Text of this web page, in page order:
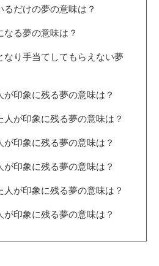
るだけの夢の意味は？
なる夢の意味は？
なり手当てしてもらえない夢
が印象に残る夢の意味は？
人が印象に残る夢の意味は？
が印象に残る夢の意味は？
が印象に残る夢の意味は？
人が印象に残る夢の意味は？
が印象に残る夢の意味は？